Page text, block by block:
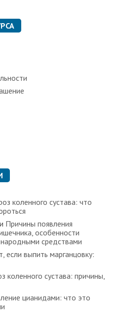
коленного сустава: что
Причины появления
особенности
средствами
если выпить марганцовку:
коленного сустава: причины,
цианидами: что это